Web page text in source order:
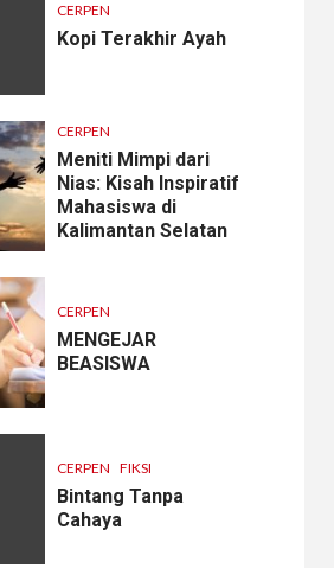
CERPEN
Kopi Terakhir Ayah
CERPEN
Meniti Mimpi dari
Nias: Kisah Inspiratif
Mahasiswa di
Kalimantan Selatan
CERPEN
MENGEJAR
BEASISWA
CERPEN FIKSI
Bintang Tanpa
Cahaya